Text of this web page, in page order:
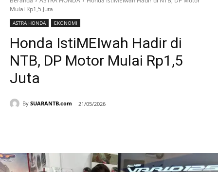
Mulai Rp1,5 Juta
ASTRA HONDA EKONOMI
Honda IstiMEIwah Hadir di
NTB, DP Motor Mulai Rp1,5
Juta
By SUARANTB.com 21/05/2026